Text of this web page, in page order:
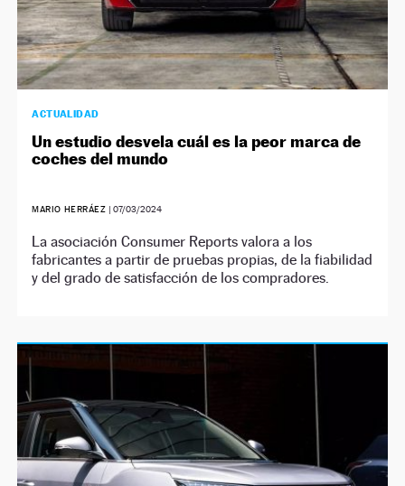
ACTUALIDAD
Un estudio desvela cuál es la peor marca de
coches del mundo
MARIO HERRÁEZ |07/03/2024
La asociación Consumer Reports valora a los
fabricantes a partir de pruebas propias, de la fiabilidad
y del grado de satisfacción de los compradores.